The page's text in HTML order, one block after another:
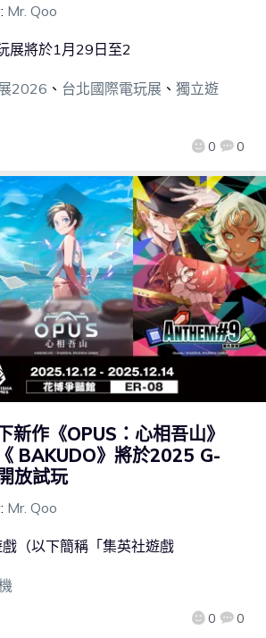
Mr. Qoo
0 0
展將於1月29日至2
2026 、 台北國際電玩展、 獨立遊
新作《OPUS：心相吾山》
BAKUDO》將於2025 G-
放試玩
Mr. Qoo
0 0
（以下簡稱「集英社遊戲